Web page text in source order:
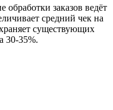
обработки заказов ведёт
средний чек на
существующих
30-35%.